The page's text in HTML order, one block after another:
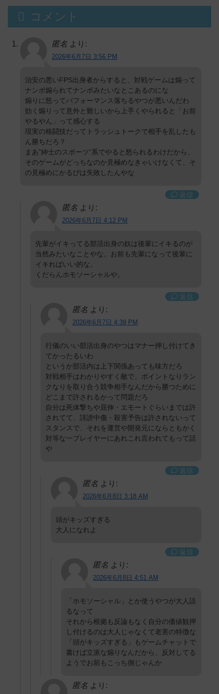
コメント
匿名 より:
2026年6月7日 3:56 PM
治安の悪いFPS出身者からすると、対戦ゲームは煽って
ナンボ煽られてナンボみたいなとこあるのにな
煽りに怒ってパフォーマンス落ちるやつが悪いんだわ
効く煽りって意外と難しいから上手くやられると「お前
やるやん」って感心する
現実の格闘技だってトラッシュトークで相手を乱したも
ん勝ちだろ？
まあ”紳士のスポーツ”系でやると怒られるわけだから、
そのゲームがどっちなのか見極めなきゃいけなくて、そ
の見極めにかるびは失敗したんやな
返信
匿名 より:
2026年6月7日 4:12 PM
先輩がイキってる部活出身の奴は後輩にイキるのが
当然みたいなことやな。お前も先輩になって後輩に
イキればいい的な。
くだらんホモソーシャルや。
返信
匿名 より:
2026年6月7日 4:39 PM
行儀のいい部活出身のやつはマナー押し付けてき
てかったるいわ
というか部活内は上下関係あっても味方だろ
対戦相手はわかりやすく敵で、ポイントなりラン
クなりを取り合う競争相手なんだから勝つために
どこまで許されるかって問題だろ
自分は死体撃ちや屈伸・エモートぐらいまでは許
されてて、誹謗中傷・殺害予告は許されないって
スタンスで、それを運営や開発元にならともかく
対等な一プレイヤーにあれこれ言われてもって話
や
返信
匿名 より:
2026年6月8日 3:18 AM
頭がキッズすぎる
大人になれよ
返信
匿名 より:
2026年6月8日 4:51 AM
「ホモソーシャル」とか使うやつが大人語
るなって
それから根拠も反論もなく自分の価値観押
し付けるのは大人じゃなくて老害の特徴な
「頭がキッズすぎる」もゲームチャットで
書けば立派な煽りなんだから、反対してる
ようでお前もこっち側じゃんか
匿名 より: